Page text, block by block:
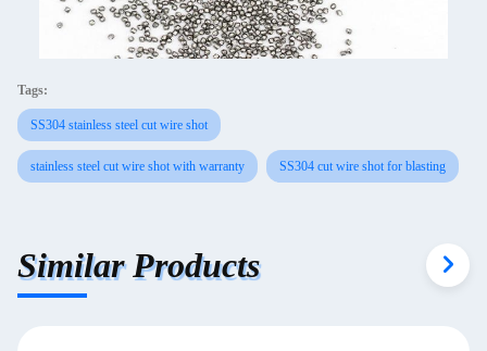
Tags:
SS304 stainless steel cut wire shot
stainless steel cut wire shot with warranty SS304 cut wire shot for blasting
Similar Products